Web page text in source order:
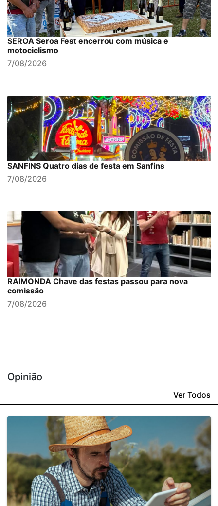
SEROA Seroa Fest encerrou com música e
motociclismo
7/08/2026
SANFINS Quatro dias de festa em Sanfins
7/08/2026
RAIMONDA Chave das festas passou para nova
comissão
7/08/2026
Opinião
Ver Todos